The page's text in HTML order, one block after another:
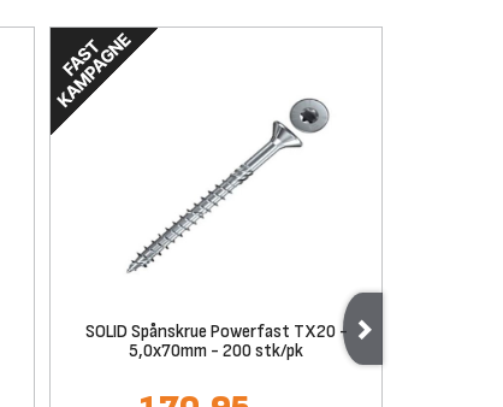
SOLID Spånskrue Powerfast TX20 -
5,0x70mm - 200 stk/pk